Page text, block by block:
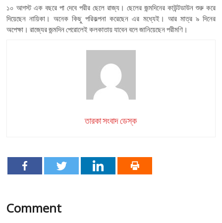
১০ আগস্ট এক বছরে পা দেবে পরীর ছেলে রাজ্য। ছেলের জন্মদিনের কাউন্টডাউন শুরু করে
দিয়েছেন নায়িকা। অনেক কিছু পরিকল্পনা করেছেন এর মধ্যেই। আর মাত্র ৯ দিনের
অপেক্ষা। রাজ্যের জন্মদিন পেরোলেই কলকাতায় যাবেন বলে জানিয়েছেন পরীমণি।
তারকা সংবাদ ডেস্ক
Comment